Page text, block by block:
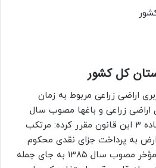
کل کشور
اراضی زراعی مربوط به زمان
زراعی و باغها مصوب سال
۱۳۷۴ است. قانون‌گذار در ماده ۳ این قانون مقرر کرده: مرتکب
به پرداخت جزای نقدی محکوم
گردد، اما در قانون اصلاحی مؤخر مصوب سال ۱۳۸۵ به جای جمله